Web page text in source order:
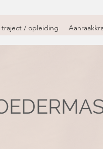
traject / opleiding